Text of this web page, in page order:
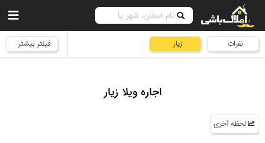
نفرات زیار فیلتر بیشتر
اجاره ویلا زیار
لحظه آخری